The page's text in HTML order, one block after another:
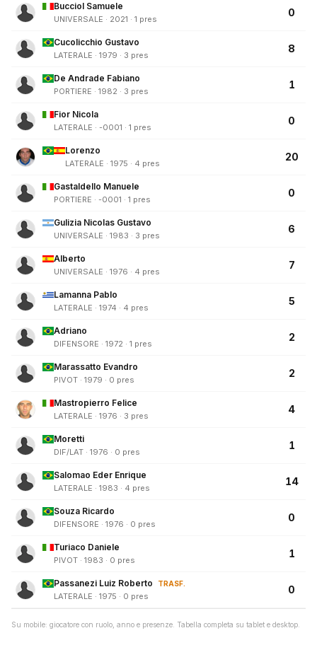
Bucciol Samuele
UNIVERSALE · 2021 · 1 pres
0
Cucolicchio Gustavo
LATERALE · 1979 · 3 pres
8
De Andrade Fabiano
PORTIERE · 1982 · 3 pres
1
Fior Nicola
LATERALE · -0001 · 1 pres
0
Lorenzo
LATERALE · 1975 · 4 pres
20
Gastaldello Manuele
PORTIERE · -0001 · 1 pres
0
Gulizia Nicolas Gustavo
UNIVERSALE · 1983 · 3 pres
6
Alberto
UNIVERSALE · 1976 · 4 pres
7
Lamanna Pablo
LATERALE · 1974 · 4 pres
5
Adriano
DIFENSORE · 1972 · 1 pres
2
Marassatto Evandro
PIVOT · 1979 · 0 pres
2
Mastropierro Felice
LATERALE · 1976 · 3 pres
4
Moretti
DIF/LAT · 1976 · 0 pres
1
Salomao Eder Enrique
LATERALE · 1983 · 4 pres
14
Souza Ricardo
DIFENSORE · 1976 · 0 pres
0
Turiaco Daniele
PIVOT · 1983 · 0 pres
1
Passanezi Luiz Roberto TRASF.
LATERALE · 1975 · 0 pres
0
Su mobile: giocatore con ruolo, anno e presenze. Tabella completa su tablet e desktop.